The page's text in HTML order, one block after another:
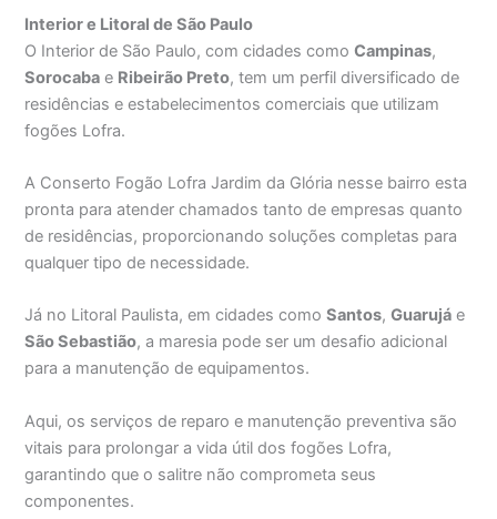
Interior e Litoral de São Paulo
O Interior de São Paulo, com cidades comoCampinas,
Sorocaba e Ribeirão Preto, tem um perfil diversificado de
residências e estabelecimentos comerciais que utilizam
fogões Lofra.
A Conserto Fogão Lofra Jardim da Glória nesse bairro esta
pronta para atender chamados tanto de empresas quanto
de residências, proporcionando soluções completas para
qualquer tipo de necessidade.
Já no Litoral Paulista, em cidades comoSantos,Guarujá e
São Sebastião, a maresia pode ser um desafio adicional
para a manutenção de equipamentos.
Aqui, os serviços de reparo e manutenção preventiva são
vitais para prolongar a vida útil dos fogões Lofra,
garantindo que o salitre não comprometa seus
componentes.